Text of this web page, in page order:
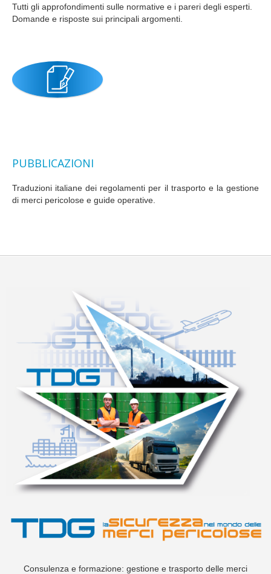
Tutti gli approfondimenti sulle normative e i pareri degli esperti.
Domande e risposte sui principali argomenti.
PUBBLICAZIONI
Traduzioni italiane dei regolamenti per il trasporto e la gestione
di merci pericolose e guide operative.
Consulenza e formazione: gestione e trasporto delle merci